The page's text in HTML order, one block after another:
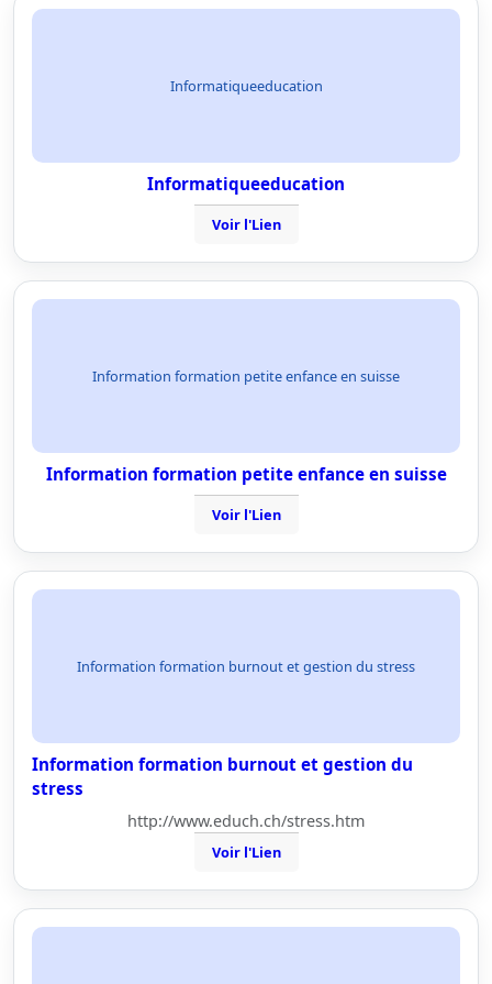
Informatiqueeducation
Informatiqueeducation
Voir l'Lien
Information formation petite enfance en suisse
Information formation petite enfance en suisse
Voir l'Lien
Information formation burnout et gestion du stress
Information formation burnout et gestion du
stress
http://www.educh.ch/stress.htm
Voir l'Lien